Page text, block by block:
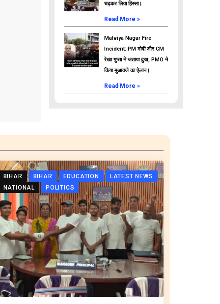
चढ़कर लिया हिस्सा।
Read More »
Malviya Nagar Fire
Incident: PM मोदी और CM
रेखा गुप्ता ने जताया दुख, PMO ने
किया मुआवजे का ऐलान।
Read More »
BIHAR BIHAR EDUCATION
LATEST NEWS
NATIONAL
POLITICS